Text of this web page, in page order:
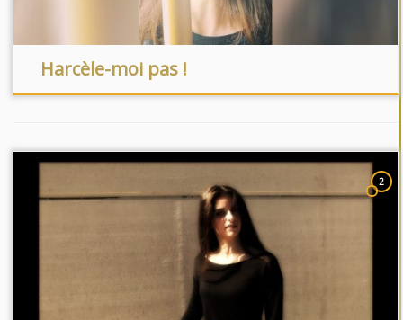
Harcèle-moi pas !
2